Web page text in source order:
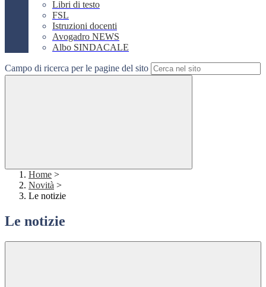
Libri di testo
FSL
Istruzioni docenti
Avogadro NEWS
Albo SINDACALE
Campo di ricerca per le pagine del sito
Home >
Novità >
Le notizie
Le notizie